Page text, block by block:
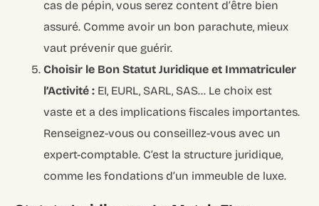
cas de pépin, vous serez content d’être bien
assuré. Comme avoir un bon parachute, mieux
vaut prévenir que guérir.
Choisir le Bon Statut Juridique et Immatriculer
l’Activité : EI, EURL, SARL, SAS… Le choix est
vaste et a des implications fiscales importantes.
Renseignez-vous ou conseillez-vous avec un
expert-comptable. C’est la structure juridique,
comme les fondations d’un immeuble de luxe.